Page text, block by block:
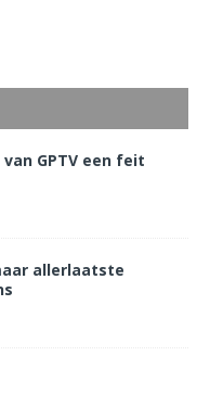
GPTV een feit
allerlaatste